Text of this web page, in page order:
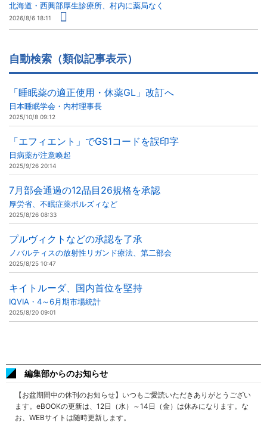
北海道・西興部厚生診療所、村内に薬局なく
2026/8/6 18:11
自動検索（類似記事表示）
「睡眠薬の適正使用・休薬GL」改訂へ
日本睡眠学会・内村理事長
2025/10/8 09:12
「エフィエント」でGS1コードを誤印字
日病薬が注意喚起
2025/9/26 20:14
7月部会通過の12品目26規格を承認
厚労省、不眠症薬ボルズィなど
2025/8/26 08:33
プルヴィクトなどの承認を了承
ノバルティスの放射性リガンド療法、第二部会
2025/8/25 10:47
キイトルーダ、国内首位を堅持
IQVIA・4～6月期市場統計
2025/8/20 09:01
編集部からのお知らせ
【お盆期間中の休刊のお知らせ】いつもご愛読いただきありがとうござい
ます。eBOOKの更新は、12日（水）～14日（金）は休みになります。な
お、WEBサイトは随時更新します。